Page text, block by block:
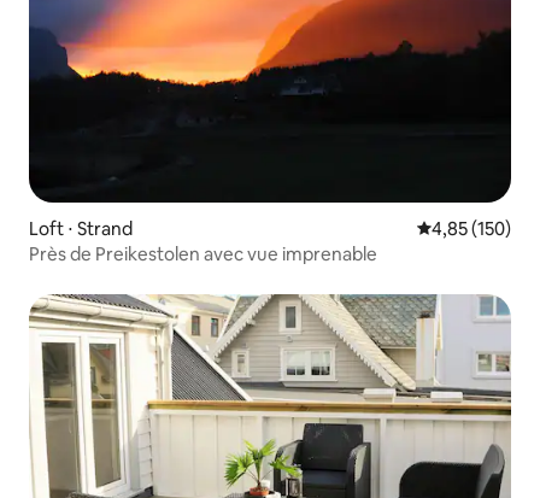
Loft ⋅ Strand Évaluation
4,85 (150)
Près de Preikestolen avec vue imprenable